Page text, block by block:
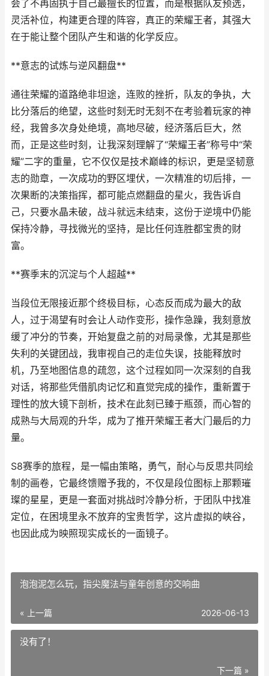
会了不再固执于自己最擅长的位置，而是根据队友预选，
灵活补位，构建更合理的阵容，真正的荣耀王者，其强大
在于能让整个团队产生和谐的化学反应。
**意志的试炼与逆风翻盘**
通往荣耀的道路绝非坦途，连败的挫折，队友的争执，大
比分落后的绝望，这些时刻无时无刻不在考验着玩家的神
经，我曾多次身处绝境，高地尽破，经济落后巨大，然
而，正是这些时刻，让我深刻理解了“荣耀王者”称号中“荣
耀”二字的重量，它不仅仅是技术巅峰的标识，更是坚韧意
志的勋章，一次成功的野区埋伏，一次精准的切后排，一
次果断的决策指挥，都可能点燃翻盘的星火，我告诉自
己，只要水晶未破，战斗就远未结束，这份于逆境中仍能
保持冷静，寻找微光的坚持，是比任何连胜都宝贵的财
富。
**赛季末的沉淀与个人超越**
当段位无限接近那个终极目标，心态反而成为最大的敌
人，过于渴望有时会让人动作变形，操作急躁，我刻意放
缓了冲分的节奏，开始复盘之前的对局录像，尤其是那些
失利的关键团战，我审视自己的走位失误，技能释放时
机，乃至地图信息的疏忽，这个过程如同一次深刻的自我
对话，将那些凭借肌肉记忆和直觉完成的操作，重新置于
理性的放大镜下剖析，技术在此刻已臻于瓶颈，而心智的
成熟与大局观的升华，成为了推开荣耀王者大门最后的力
量。
S8赛季的旅程，是一幅由策略，勇气，耐心与反思共同绘
制的画卷，它最终馈赠予我的，不仅是段位图标上那颗璀
璨的星星，更是一套面对挑战时冷静分析，于团队中找准
定位，在困境里永不放弃的宝贵哲学，这片虚拟的峡谷，
也因此成为映照现实成长的一面镜子。
泡泡泥怎么玩，指尖魔法与童年创意的交响曲
« 上一篇 2026-06-13
没有了！
下一篇 »